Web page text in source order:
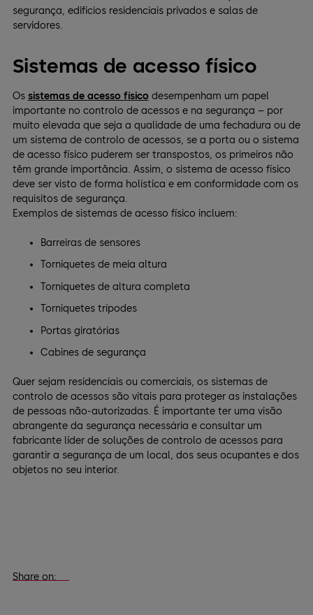
segurança, edifícios residenciais privados e salas de
servidores.
Sistemas de acesso físico
Os sistemas de acesso físicodesempenham um papel
importante no controlo de acessos e na segurança – por
muito elevada que seja a qualidade de uma fechadura ou de
um sistema de controlo de acessos, se a porta ou o sistema
de acesso físico puderem ser transpostos, os primeiros não
têm grande importância. Assim, o sistema de acesso físico
deve ser visto de forma holística e em conformidade com os
requisitos de segurança.
Exemplos de sistemas de acesso físico incluem:
Barreiras de sensores
Torniquetes de meia altura
Torniquetes de altura completa
Torniquetes trípodes
Portas giratórias
Cabines de segurança
Quer sejam residenciais ou comerciais, os sistemas de
controlo de acessos são vitais para proteger as instalações
de pessoas não-autorizadas. É importante ter uma visão
abrangente da segurança necessária e consultar um
fabricante líder de soluções de controlo de acessos para
garantir a segurança de um local, dos seus ocupantes e dos
objetos no seu interior.
Share on: